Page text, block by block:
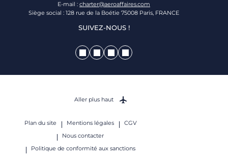
E-mail : charter@aeroaffaires.com
Siège social : 128 rue de la Boétie 75008 Paris, FRANCE
SUIVEZ-NOUS !
Plan du site Mentions légales
CGV
Nous contacter
Politique de conformité aux sanctions
Aller plus haut